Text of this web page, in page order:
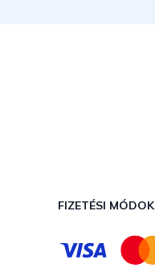
FIZETÉSI MÓDOK